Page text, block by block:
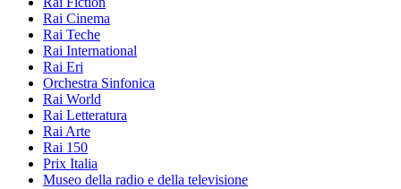
Rai Cinema
Rai Teche
Rai International
Rai Eri
Orchestra Sinfonica
Rai World
Rai Letteratura
Rai Arte
Rai 150
Prix Italia
Museo della radio e della televisione